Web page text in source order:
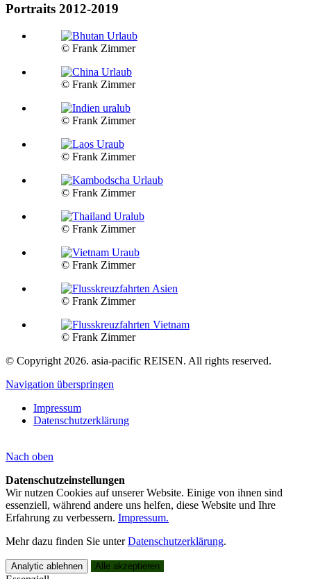
Portraits 2012-2019
© Frank Zimmer
© Frank Zimmer
© Frank Zimmer
© Frank Zimmer
© Frank Zimmer
© Frank Zimmer
© Frank Zimmer
© Frank Zimmer
© Frank Zimmer
© Copyright 2026. asia-pacific REISEN. All rights reserved.
Navigation überspringen
Impressum
Datenschutzerklärung
Nach oben
Datenschutzeinstellungen
Wir nutzen Cookies auf unserer Website. Einige von ihnen sind
essenziell, während andere uns helfen, diese Website und Ihre
Erfahrung zu verbessern. Impressum.
Mehr dazu finden Sie unterDatenschutzerklärung.
Analytic ablehnen Alle akzeptieren
Kundenbewertungen und Erfahrungen zu
asia-pacific REISEN
SEHR GUT